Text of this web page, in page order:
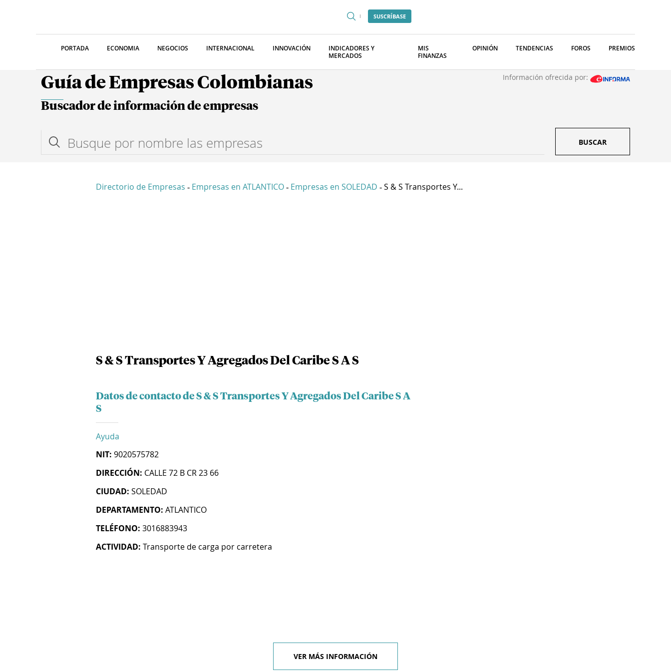
SUSCRÍBASE
PORTADA ECONOMIA NEGOCIOS INTERNACIONAL INNOVACIÓN
INDICADORES Y
MERCADOS
MIS
FINANZAS
OPINIÓN TENDENCIAS FOROS PREMIOS
Guía de Empresas Colombianas Información ofrecida por:
Buscador de información de empresas
BUSCAR
Directorio de Empresas - Empresas en ATLANTICO - Empresas en SOLEDAD - S & S Transportes Y...
S & S Transportes Y Agregados Del Caribe S A S
Datos de contacto de S & S Transportes Y Agregados Del Caribe S A
S
Ayuda
NIT: 9020575782
DIRECCIÓN: CALLE 72 B CR 23 66
CIUDAD: SOLEDAD
DEPARTAMENTO: ATLANTICO
TELÉFONO: 3016883943
ACTIVIDAD: Transporte de carga por carretera
VER MÁS INFORMACIÓN